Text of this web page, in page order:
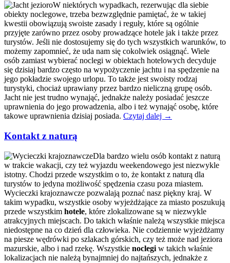
W niektórych wypadkach, rezerwując dla siebie
obiekty noclegowe, trzeba bezwzględnie pamiętać, że w takiej
kwestii obowiązują swoiste zasady i reguły, które są ogólnie
przyjęte zarówno przez osoby prowadzące hotele jak i także przez
turystów. Jeśli nie dostosujemy się do tych wszystkich warunków, to
możemy zapomnieć, że uda nam się cokolwiek osiągnąć. Wiele
osób zamiast wybierać noclegi w obiektach hotelowych decyduje
się dzisiaj bardzo często na wypożyczenie jachtu i na spędzenie na
jego pokładzie swojego urlopu. To także jest swoisty rodzaj
turystyki, chociaż uprawiany przez bardzo nieliczną grupę osób.
Jacht nie jest trudno wynająć, jednakże należy posiadać jeszcze
uprawnienia do jego prowadzenia, albo i też wynająć osobę, które
takowe uprawnienia dzisiaj posiada. Czytaj dalej →
Kontakt z naturą
Dla bardzo wielu osób kontakt z naturą
w trakcie wakacji, czy też wyjazdu weekendowego jest niezwykle
istotny. Chodzi przede wszystkim o to, że kontakt z naturą dla
turystów to jedyna możliwość spędzenia czasu poza miastem.
Wycieczki krajoznawcze pozwalają poznać nasz piękny kraj. W
takim wypadku, wszystkie osoby wyjeżdżające za miasto poszukują
przede wszystkim hotele, które zlokalizowane są w niezwykle
atrakcyjnych miejscach. Do takich właśnie należą wszystkie miejsca
niedostępne na co dzień dla człowieka. Nie codziennie wyjeżdżamy
na piesze wędrówki po szlakach górskich, czy też może nad jeziora
mazurskie, albo i nad rzekę. Wszystkie noclegi w takich właśnie
lokalizacjach nie należą bynajmniej do najtańszych, jednakże z